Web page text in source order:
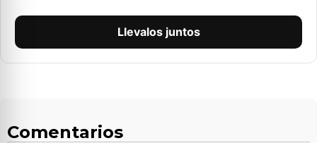
Llevalos juntos
Comentarios